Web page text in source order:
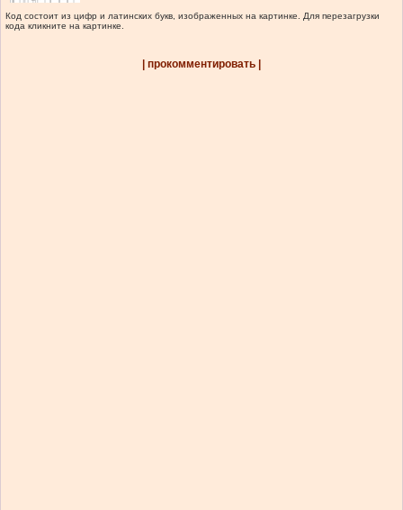
Код состоит из цифр и латинских букв, изображенных на картинке. Для перезагрузки
кода кликните на картинке.
| прокомментировать |